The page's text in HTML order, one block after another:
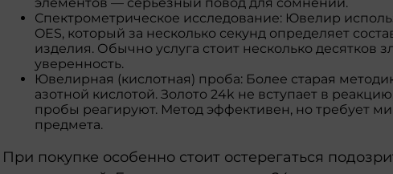
элементов — серьезный повод для сомнений.
Спектрометрическое исследование: Ювелир
OES, который за несколько секунд определяет
изделия. Обычно услуга стоит несколько десятков
уверенность.
Ювелирная (кислотная) проба: Более старая
азотной кислотой. Золото 24k не вступает в
пробы реагируют. Метод эффективен, но требует
предмета.
При покупке особенно стоит остерегаться